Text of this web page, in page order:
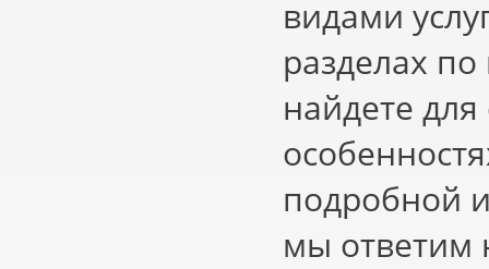
видами
разделах
найдете
подробной
мы ответим